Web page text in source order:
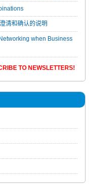
清和确认的说明
when Business
TO NEWSLETTERS!